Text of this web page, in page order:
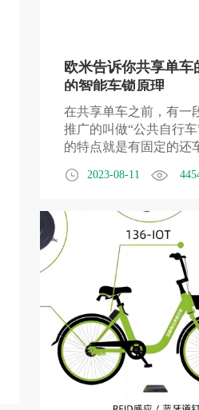
欧米告诉你共享单车
的智能车锁原理
在共享单车之前，有一
推广的叫做“公共自行车
的特点就是有固定的还
车，这就使得单车的使
单车车锁技术”的出现，
了“公共自行车”摇身一
了非常易用风靡全国的“
车”，那么车锁到底是什
呢，如何实现的呢？
2023-08-11